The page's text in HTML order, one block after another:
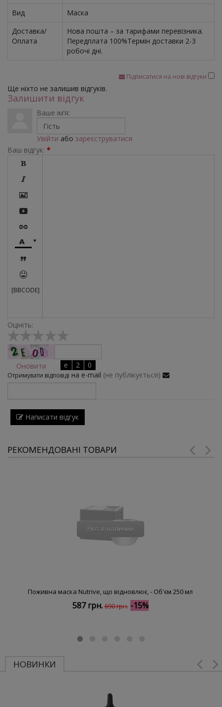
Вид
Маска
Доставка/
Оплата
Нова пошта – за тарифами перевізника.
Передплата 100%Термін доставки 2-3
робочі дні.
Підписатися на нові відгуки
Ще ніхто не залишив відгуків.
Залишити відгук
Ваше ім’я:
Увійти або зареєструватися
Ваш відгук: *









[BBCODE]
Оцініть:
Оновити
Отримувати відповіді на e-mail (не публікується)
Написати відгук
РЕКОМЕНДОВАНІ ТОВАРИ
Нет в наличии
Поживна маска Nutrive, що відновлює, - Об'єм 250 мл
587 грн. 690 грн. -15%
НОВИНКИ